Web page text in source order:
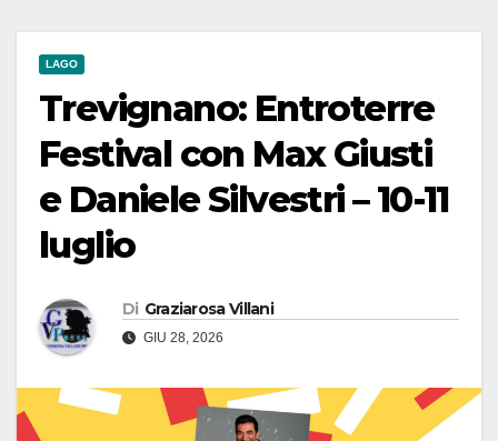
LAGO
Trevignano: Entroterre
Festival con Max Giusti
e Daniele Silvestri – 10-11
luglio
Di Graziarosa Villani
GIU 28, 2026